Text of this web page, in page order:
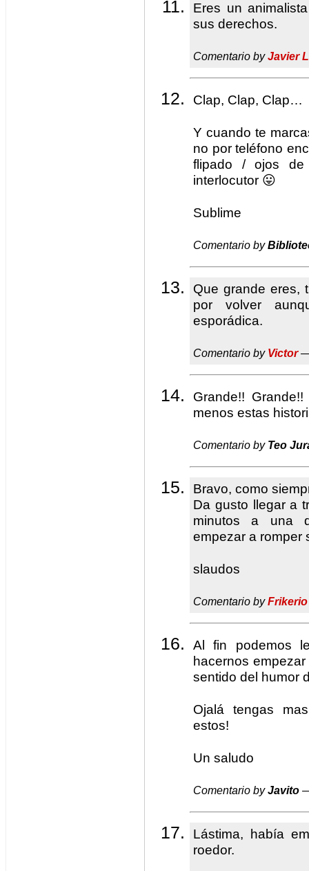
Eres un
sus derechos.
Comentario byJavier
Clap, Clap, Clap…
Y cuando te
no por teléfono
flipado / ojos
interlocutor 😛
Sublime
Comentario by
Que grande eres,
por volver
esporádica.
Comentario by Victor—
Grande!!
menos estas
Comentario by Teo
Bravo, como
Da gusto llegar a
minutos a una
empezar a romper
slaudos
Comentario byFrikerio
Al fin podemos
hacernos
sentido del humor
Ojalá tengas
estos!
Un saludo
Comentario byJavito
Lástima, había
roedor.